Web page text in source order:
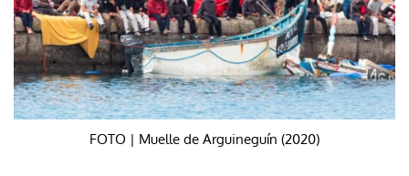
FOTO | Muelle de Arguineguín (2020)